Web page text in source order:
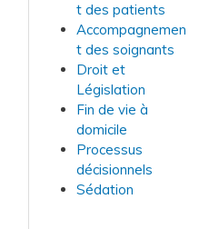
t des patients
Accompagnemen
t des soignants
Droit et
Législation
Fin de vie à
domicile
Processus
décisionnels
Sédation